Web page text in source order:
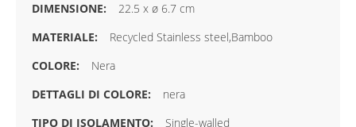
22.5 x ø 6.7 cm
Recycled Stainless steel,Bamboo
Nera
nera
Single-walled